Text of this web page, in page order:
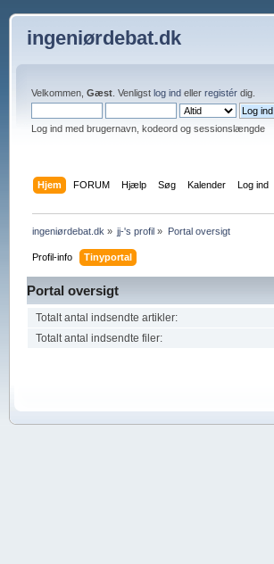
ingeniørdebat.dk
Velkommen, Gæst. Venligst log indeller registérdig.
Log ind med brugernavn, kodeord og sessionslængde
Hjem FORUM Hjælp Søg Kalender Log ind
ingeniørdebat.dk » jj-'s profil » Portal oversigt
Profil-info Tinyportal
Portal oversigt
Totalt antal indsendte artikler:
Totalt antal indsendte filer: